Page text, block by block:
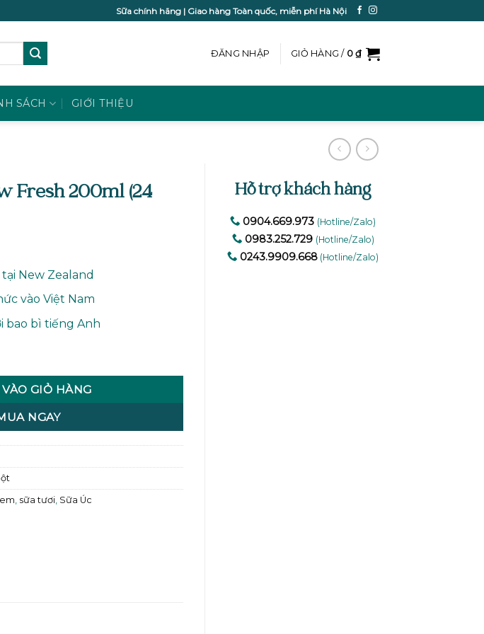
Sữa chính hãng | Giao hàng Toàn quốc, miễn phí Hà Nội
ĐĂNG NHẬP GIỎ HÀNG / 0₫
SÁCH GIỚI THIỆU
Hỗ trợ khách hàng
0904.669.973 (Hotline/Zalo)
0983.252.729 (Hotline/Zalo)
0243.9909.668 (Hotline/Zalo)
Fresh 200ml (24
New Zealand
vào Việt Nam
bao bì tiếng Anh
(24 hôp/thùng) số lượng
GIỎ HÀNG
NGAY
, sữa tươi, Sữa Úc